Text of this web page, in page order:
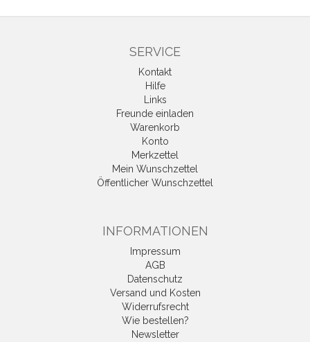
SERVICE
Kontakt
Hilfe
Links
Freunde einladen
Warenkorb
Konto
Merkzettel
Mein Wunschzettel
Öffentlicher Wunschzettel
INFORMATIONEN
Impressum
AGB
Datenschutz
Versand und Kosten
Widerrufsrecht
Wie bestellen?
Newsletter